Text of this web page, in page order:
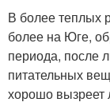
В более теплых
более на Юге,
периода, после
питательных
хорошо вызреет